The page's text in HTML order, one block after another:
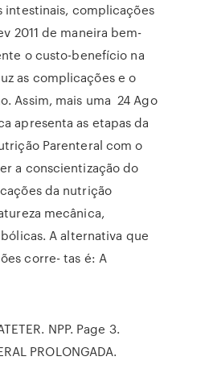
intestinais, complicações
2011 de maneira bem-
o custo-benefício na
as complicações e o
Assim, mais uma 24 Ago
apresenta as etapas da
Parenteral com o
a conscientização do
da nutrição
mecânica,
A alternativa que
corre- tas é: A
NPP. Page 3.
PROLONGADA.